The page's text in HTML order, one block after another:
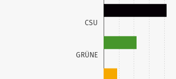
CSU
GRÜNE